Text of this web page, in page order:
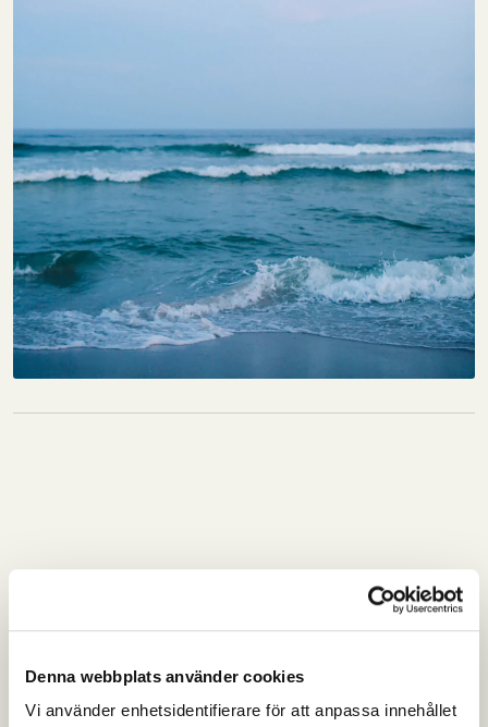
Denna webbplats använder cookies
Vi använder enhetsidentifierare för att anpassa innehållet